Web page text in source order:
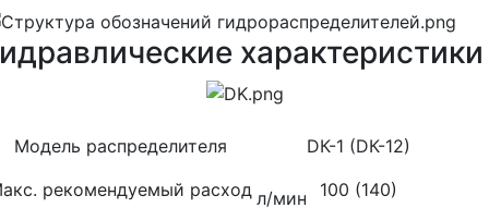
характеристики
Модель распределителя
DК-1 (DК-12)
рекомендуемый расход л/мин
100 (140)